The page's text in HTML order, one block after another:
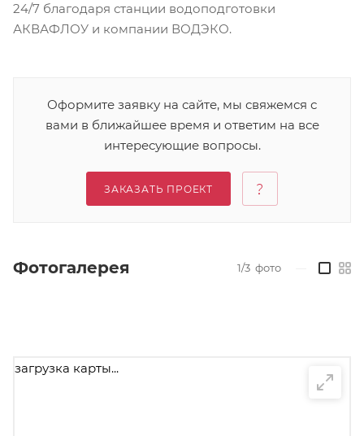
24/7 благодаря станции водоподготовки
АКВАФЛОУ и компании ВОДЭКО.
Оформите заявку на сайте, мы свяжемся с
вами в ближайшее время и ответим на все
интересующие вопросы.
ЗАКАЗАТЬ ПРОЕКТ
Фотогалерея 1/3 фото
загрузка карты...